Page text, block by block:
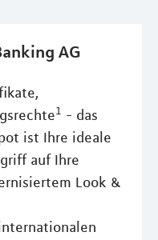
AG
1 - das
ist Ihre ideale
auf Ihre
Look &